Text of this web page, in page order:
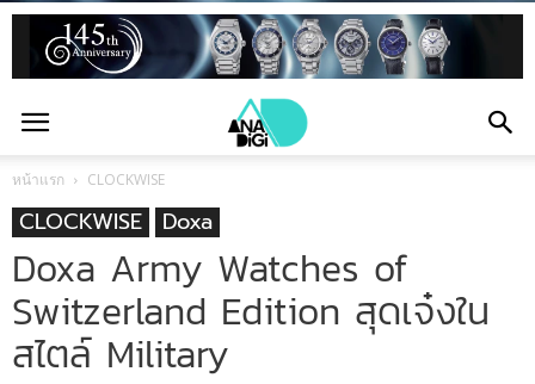
หน้าแรก CLOCKWISE
CLOCKWISE Doxa
Doxa Army Watches of
Switzerland Edition สุดเจ๋งใน
สไตล์ Military